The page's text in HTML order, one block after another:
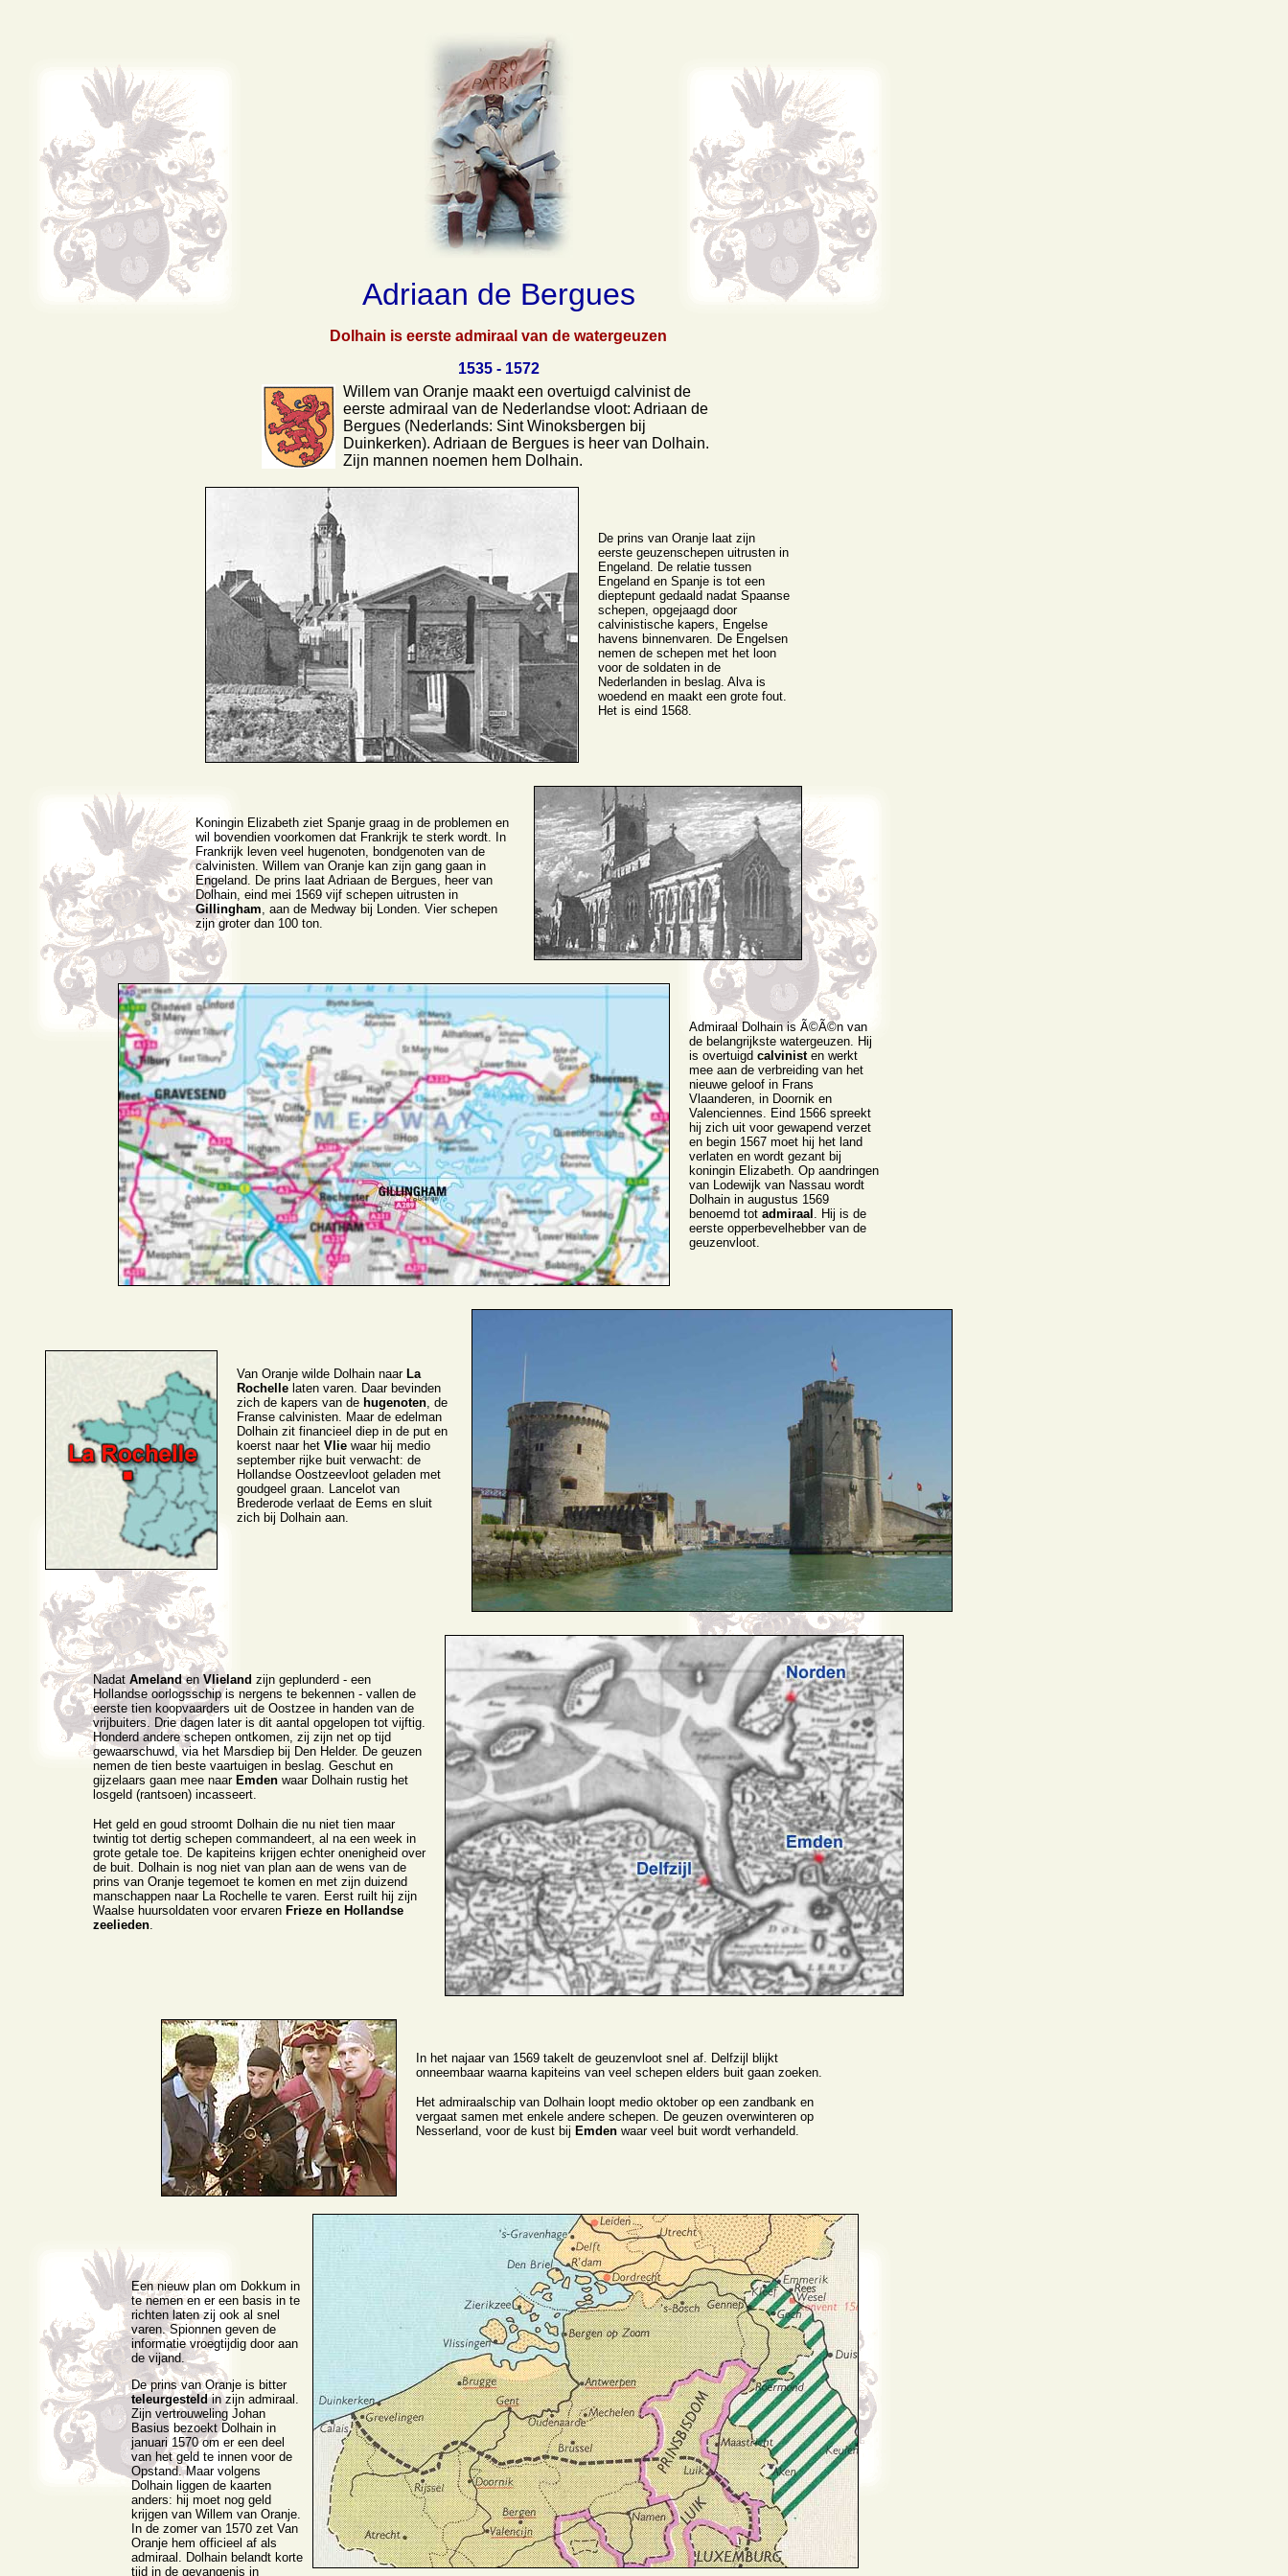
Adriaan de Bergues
Dolhain is eerste admiraal van de watergeuzen
1535 - 1572
Willem van Oranje maakt een overtuigd calvinist de
eerste admiraal van de Nederlandse vloot: Adriaan de
Bergues (Nederlands: Sint Winoksbergen bij
Duinkerken). Adriaan de Bergues is heer van Dolhain.
Zijn mannen noemen hem Dolhain.
De prins van Oranje laat zijn
eerste geuzenschepen uitrusten in
Engeland. De relatie tussen
Engeland en Spanje is tot een
dieptepunt gedaald nadat Spaanse
schepen, opgejaagd door
calvinistische kapers, Engelse
havens binnenvaren. De Engelsen
nemen de schepen met het loon
voor de soldaten in de
Nederlanden in beslag. Alva is
woedend en maakt een grote fout.
Het is eind 1568.
Koningin Elizabeth ziet Spanje graag in de problemen en
wil bovendien voorkomen dat Frankrijk te sterk wordt. In
Frankrijk leven veel hugenoten, bondgenoten van de
calvinisten. Willem van Oranje kan zijn gang gaan in
Engeland. De prins laat Adriaan de Bergues, heer van
Dolhain, eind mei 1569 vijf schepen uitrusten in
Gillingham, aan de Medway bij Londen. Vier schepen
zijn groter dan 100 ton.
Admiraal Dolhain is Ã©Ã©n van
de belangrijkste watergeuzen. Hij
is overtuigd calvinisten werkt
mee aan de verbreiding van het
nieuwe geloof in Frans
Vlaanderen, in Doornik en
Valenciennes. Eind 1566 spreekt
hij zich uit voor gewapend verzet
en begin 1567 moet hij het land
verlaten en wordt gezant bij
koningin Elizabeth. Op aandringen
van Lodewijk van Nassau wordt
Dolhain in augustus 1569
benoemd tot admiraal . Hij is de
eerste opperbevelhebber van de
geuzenvloot.
Van Oranje wilde Dolhain naar La
Rochellelaten varen. Daar bevinden
zich de kapers van de hugenoten, de
Franse calvinisten. Maar de edelman
Dolhain zit financieel diep in de put en
koerst naar het Vliewaar hij medio
september rijke buit verwacht: de
Hollandse Oostzeevloot geladen met
goudgeel graan. Lancelot van
Brederode verlaat de Eems en sluit
zich bij Dolhain aan.
Nadat Amelanden Vlieland zijn geplunderd - een
Hollandse oorlogsschip is nergens te bekennen - vallen de
eerste tien koopvaarders uit de Oostzee in handen van de
vrijbuiters. Drie dagen later is dit aantal opgelopen tot vijftig.
Honderd andere schepen ontkomen, zij zijn net op tijd
gewaarschuwd, via het Marsdiep bij Den Helder. De geuzen
nemen de tien beste vaartuigen in beslag. Geschut en
gijzelaars gaan mee naar Emden waar Dolhain rustig het
losgeld (rantsoen) incasseert.
Het geld en goud stroomt Dolhain die nu niet tien maar
twintig tot dertig schepen commandeert, al na een week in
grote getale toe. De kapiteins krijgen echter onenigheid over
de buit. Dolhain is nog niet van plan aan de wens van de
prins van Oranje tegemoet te komen en met zijn duizend
manschappen naar La Rochelle te varen. Eerst ruilt hij zijn
Waalse huursoldaten voor ervaren Frieze en Hollandse
zeelieden.
In het najaar van 1569 takelt de geuzenvloot snel af. Delfzijl blijkt
onneembaar waarna kapiteins van veel schepen elders buit gaan zoeken.
Het admiraalschip van Dolhain loopt medio oktober op een zandbank en
vergaat samen met enkele andere schepen. De geuzen overwinteren op
Nesserland, voor de kust bij Emden waar veel buit wordt verhandeld.
Een nieuw plan om Dokkum in
te nemen en er een basis in te
richten laten zij ook al snel
varen. Spionnen geven de
informatie vroegtijdig door aan
de vijand.
De prins van Oranje is bitter
teleurgesteldin zijn admiraal.
Zijn vertrouweling Johan
Basius bezoekt Dolhain in
januari 1570 om er een deel
van het geld te innen voor de
Opstand. Maar volgens
Dolhain liggen de kaarten
anders: hij moet nog geld
krijgen van Willem van Oranje.
In de zomer van 1570 zet Van
Oranje hem officieel af als
admiraal. Dolhain belandt korte
tijd in de gevangenis in